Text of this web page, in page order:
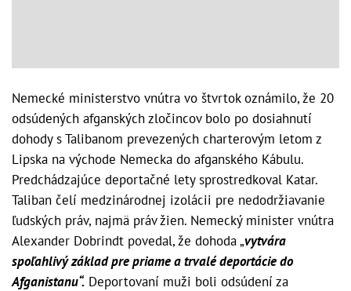
Nemecké ministerstvo vnútra vo štvrtok oznámilo, že 20
odsúdených afganských zločincov bolo po dosiahnutí
dohody s Talibanom prevezených charterovým letom z
Lipska na východe Nemecka do afganského Kábulu.
Predchádzajúce deportačné lety sprostredkoval Katar.
Taliban čelí medzinárodnej izolácii pre nedodržiavanie
ľudských práv, najmä práv žien. Nemecký minister vnútra
Alexander Dobrindt povedal, že dohoda „vytvára
spoľahlivý základ pre priame a trvalé deportácie do
Afganistanu“. Deportovaní muži boli odsúdení za